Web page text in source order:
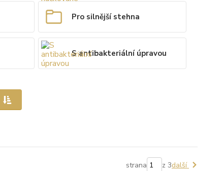
Pro silnější stehna
S antibakteriální úpravou
strana z 3další